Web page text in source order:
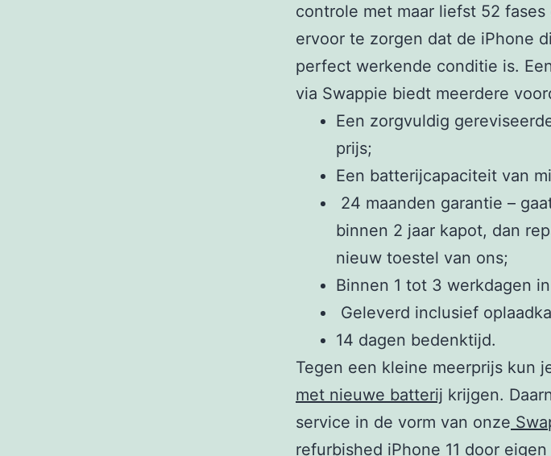
controle met maar liefst 52
ervoor te zorgen dat de iPhone
perfect werkende conditie is.
via Swappie biedt meerdere
Een zorgvuldig
prijs;
Een batterijcapaciteit van
24 maanden garantie –
binnen 2 jaar kapot, dan
nieuw toestel van ons;
Binnen 1 tot 3 werkdagen
Geleverd inclusief
14 dagen bedenktijd.
Tegen een kleine meerprijs kun
met nieuwe batterij krijgen.
service in de vorm van onze
refurbished iPhone 11 door